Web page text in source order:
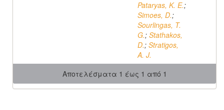
Pataryas, K. E.;
Simoes, D.;
Sourlingas, T.
G.; Stathakos,
D.; Stratigos,
A. J.
Αποτελέσματα 1 έως 1 από 1